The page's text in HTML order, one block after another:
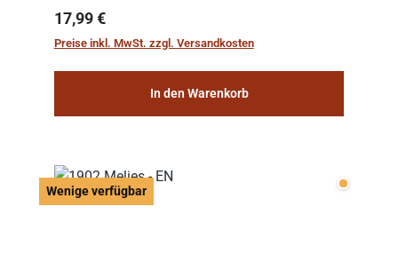
Wer die Chips mit dem höchsten Gesamtwert
hat, gewinnt die Runde. Aber Vorsicht: D...
Regulärer Preis:
17,99 €
Preise inkl. MwSt. zzgl. Versandkosten
In den Warenkorb
Wenige verfügbar Wenige